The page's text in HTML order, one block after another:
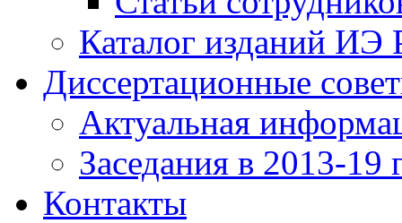
Каталог изданий ИЭ
Диссертационные
Актуальная
Заседания в 2013-19
Контакты